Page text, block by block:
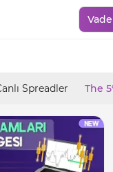
Spreadler The